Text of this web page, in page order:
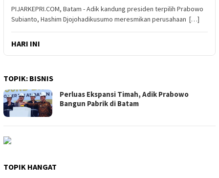
PIJARKEPRI.COM, Batam - Adik kandung presiden terpilih Prabowo
Subianto, Hashim Djojohadikusumo meresmikan perusahaan […]
HARI INI
TOPIK: BISNIS
Perluas Ekspansi Timah, Adik Prabowo
Bangun Pabrik di Batam
TOPIK HANGAT